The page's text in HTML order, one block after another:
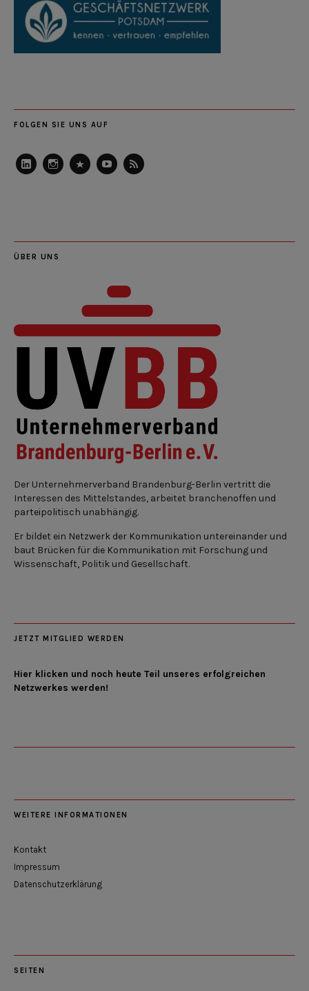
FOLGEN SIE UNS AUF
ÜBER UNS
Der Unternehmerverband Brandenburg-Berlin vertritt die
Interessen des Mittelstandes, arbeitet branchenoffen und
parteipolitisch unabhängig.
Er bildet ein Netzwerk der Kommunikation untereinander und
baut Brücken für die Kommunikation mit Forschung und
Wissenschaft, Politik und Gesellschaft.
JETZT MITGLIED WERDEN
Hier klicken und noch heute Teil unseres erfolgreichen
Netzwerkes werden!
WEITERE INFORMATIONEN
Kontakt
Impressum
Datenschutzerklärung
SEITEN